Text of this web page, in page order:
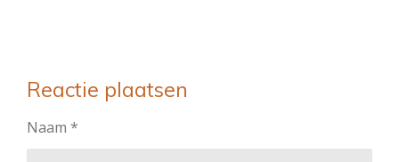
Reactie plaatsen
Naam *